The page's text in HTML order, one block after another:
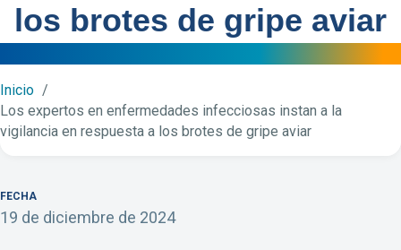
los brotes de gripe aviar
Inicio
Los expertos en enfermedades infecciosas instan a la
vigilancia en respuesta a los brotes de gripe aviar
FECHA
19 de diciembre de 2024